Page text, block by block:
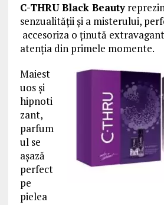
C-THRU Black Beauty
senzualității și a misterului,
accesoriza o ținută
atenția din primele momente.
Maiest
uos și
hipnoti
zant,
parfum
ul se
așază
perfect
pe
pielea